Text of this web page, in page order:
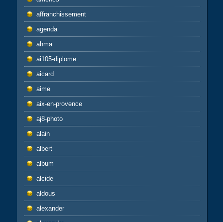
affranchissement
agenda
ahma
ai105-diplome
aicard
aime
aix-en-provence
aj8-photo
alain
albert
album
alcide
aldous
alexander